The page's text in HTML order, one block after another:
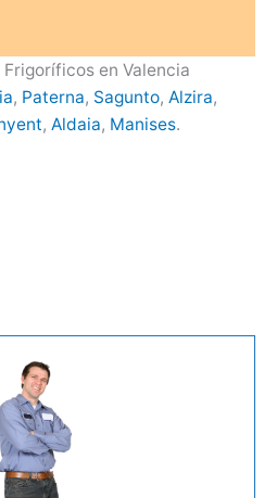
en Valencia
, Paterna, Sagunto, Alzira,
, Aldaia, Manises.